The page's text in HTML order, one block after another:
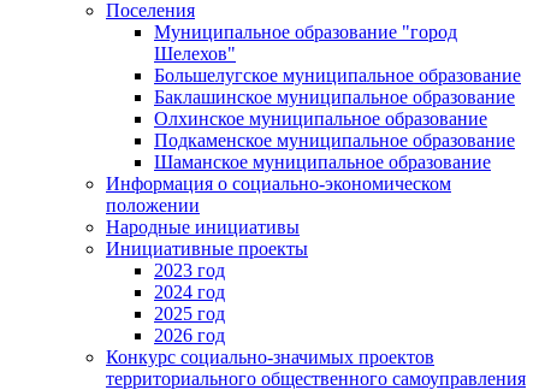
Поселения
Муниципальное образование "город
Шелехов"
Большелугское муниципальное образование
Баклашинское муниципальное образование
Олхинское муниципальное образование
Подкаменское муниципальное образование
Шаманское муниципальное образование
Информация о социально-экономическом
положении
Народные инициативы
Инициативные проекты
2023 год
2024 год
2025 год
2026 год
Конкурс социально-значимых проектов
территориального общественного самоуправления